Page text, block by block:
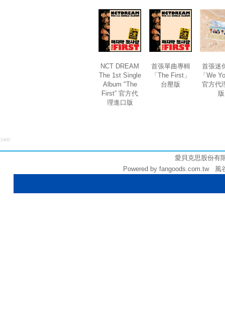
NCT DREAM
The 1st Single
Album "The
First” 官方代
理進口版
首張單曲專輯
「The First」
台壓版
首張迷
「We
官方代
版
3400
愛貝克思股份
Powered by fangoods.com.tw 風谷電